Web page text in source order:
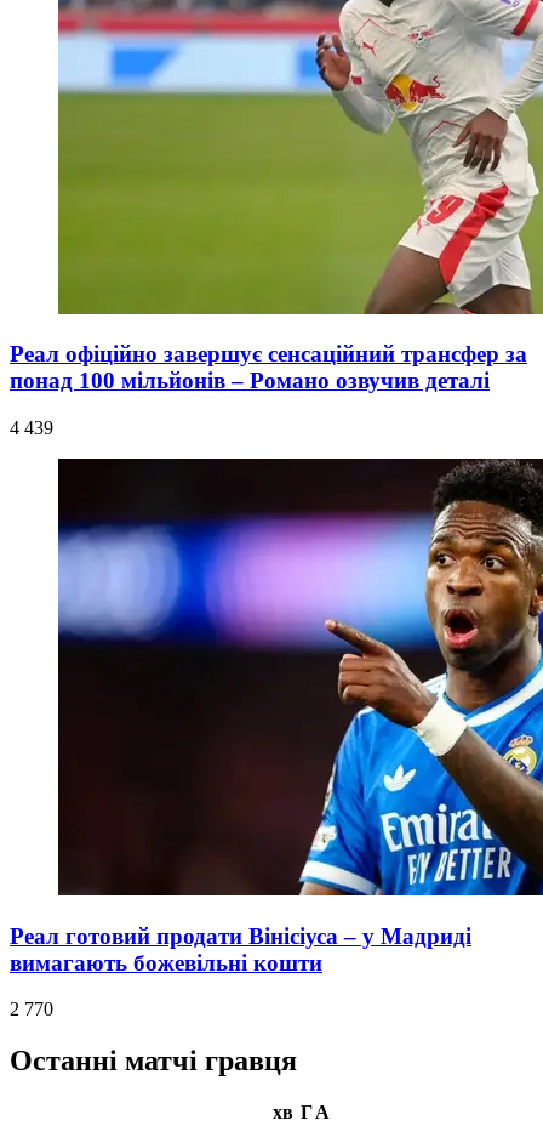
Реал офіційно завершує сенсаційний трансфер за
понад 100 мільйонів – Романо озвучив деталі
4 439
Реал готовий продати Вінісіуса – у Мадриді
вимагають божевільні кошти
2 770
Останні матчі гравця
хв ГА